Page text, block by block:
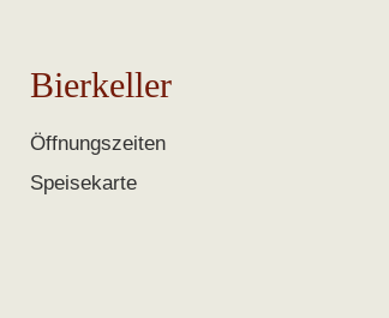
Bierkeller
Öffnungszeiten
Speisekarte